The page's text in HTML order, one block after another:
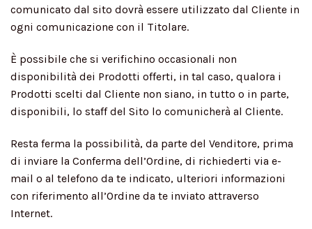
comunicato dal sito dovrà essere utilizzato dal Cliente in
ogni comunicazione con il Titolare.
È possibile che si verifichino occasionali non
disponibilità dei Prodotti offerti, in tal caso, qualora i
Prodotti scelti dal Cliente non siano, in tutto o in parte,
disponibili, lo staff del Sito lo comunicherà al Cliente.
Resta ferma la possibilità, da parte del Venditore, prima
di inviare la Conferma dell’Ordine, di richiederti via e-
mail o al telefono da te indicato, ulteriori informazioni
con riferimento all’Ordine da te inviato attraverso
Internet.